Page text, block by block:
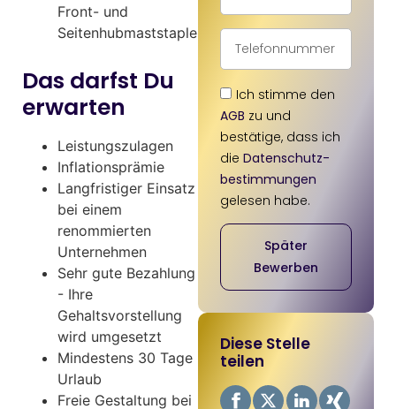
Front- und
Seitenhubmaststapler
Das darfst Du
erwarten
Leistungszulagen
Inflationsprämie
Langfristiger Einsatz
bei einem
renommierten
Unternehmen
Sehr gute Bezahlung
- Ihre
Gehaltsvorstellung
wird umgesetzt
Mindestens 30 Tage
Urlaub
Freie Gestaltung bei
Ich stimme den
AGB zu und
bestätige, dass ich
die Datenschutz­
bestimmungen
gelesen habe.
Später
Bewerben
Diese Stelle
teilen